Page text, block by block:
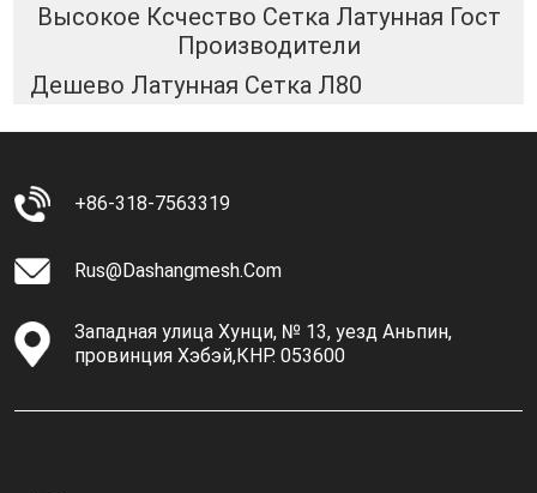
Высокое Ксчество Сетка Латунная Гост
Производители
Дешево Латунная Сетка Л80
+86-318-7563319
Rus@dashangmesh.com
Западная улица Хунци, № 13, уезд Аньпин,
провинция Хэбэй,КНР. 053600